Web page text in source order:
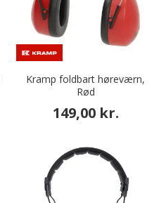
Kramp foldbart høreværn,
Rød
149,00 kr.